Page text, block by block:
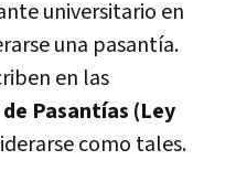
universitario en
una pasantía.
en las
de Pasantías (Ley
como tales.